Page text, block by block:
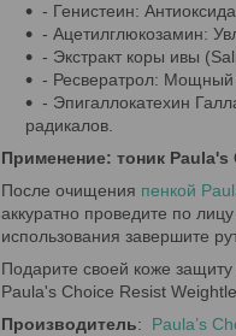
- Генистеин:
- Ацетилглюкозамин:
- Экстракт коры ивы
- Ресвератрол: Мощный
- Эпигаллокатехин
радикалов.
Применение: тоник Paula's
После очищения пенкой
аккуратно проведите по
использования завершите
Подарите своей коже
Paula's Choice Resist
Производитель: Paula’s